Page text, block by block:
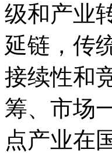
级和产业
延链，传
接续性和
筹、市场
点产业在